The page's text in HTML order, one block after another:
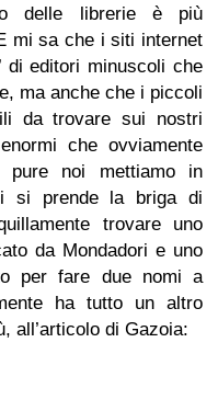
delle librerie è più
mi sa che i siti internet
di editori minuscoli che
ma anche che i piccoli
da trovare sui nostri
che ovviamente
noi mettiamo in
si prende la briga di
trovare uno
da Mondadori e uno
per fare due nomi a
ha tutto un altro
all’articolo di Gazoia: